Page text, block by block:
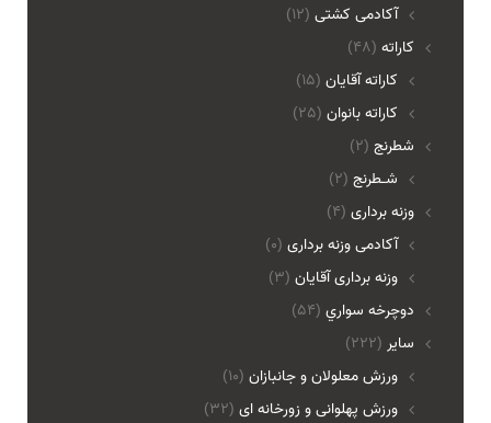
آکادمی کشتی (12)
(48) کاراته
کاراته آقایان (15)
کاراته بانوان (25)
(2) شطرنج
شـطرنج (2)
(4) وزنه برداری
آکادمی وزنه برداری (0)
وزنه برداری آقایان (3)
(54) دوچرخه سواري
(222) ساير
ورزش معلولان و جانبازان (10)
ورزش پهلوانی و زورخانه ای (32)